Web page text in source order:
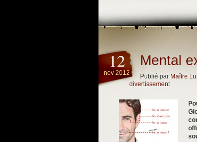
12
nov 2012
Mental
Publié par Maître
divertissement